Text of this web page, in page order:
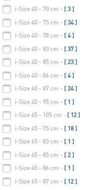
i-Size 40 - 70 cm - [ 3 ]
i-Size 40 - 75 cm - [ 34 ]
i-Size 40 - 78 cm - [ 4 ]
i-Size 40 - 83 cm - [ 37 ]
i-Size 40 - 85 cm - [ 23 ]
i-Size 40 - 86 cm - [ 4 ]
i-Size 40 - 87 cm - [ 24 ]
i-Size 40 - 95 cm - [ 1 ]
i-Size 45 - 105 cm - [ 12 ]
i-Size 45 - 75 cm - [ 18 ]
i-Size 45 - 83 cm - [ 1 ]
i-Size 45 - 85 cm - [ 2 ]
i-Size 45 - 86 cm - [ 1 ]
i-Size 45 - 87 cm - [ 12 ]